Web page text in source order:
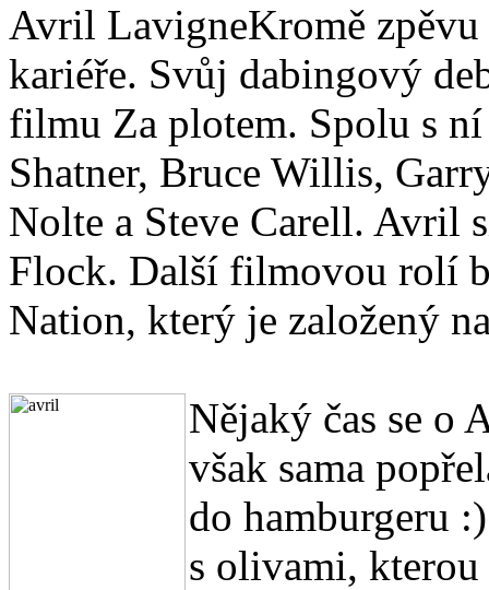
Avril LavigneKromě
kariéře. Svůj dabingový
filmu Za plotem. Spolu s
Shatner, Bruce Willis,
Nolte a Steve Carell. Avril
Flock. Další filmovou rolí
Nation, který je založený
Nějaký čas se o
však sama
do hamburgeru
s olivami,